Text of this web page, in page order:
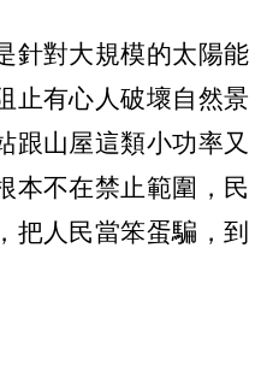
針對大規模的太陽能
止有心人破壞自然景
跟山屋這類小功率又
本不在禁止範圍，民
把人民當笨蛋騙，到